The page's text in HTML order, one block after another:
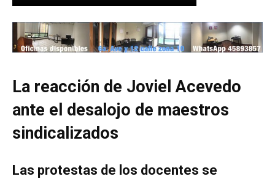
La reacción de Joviel Acevedo
ante el desalojo de maestros
sindicalizados
Las protestas de los docentes se